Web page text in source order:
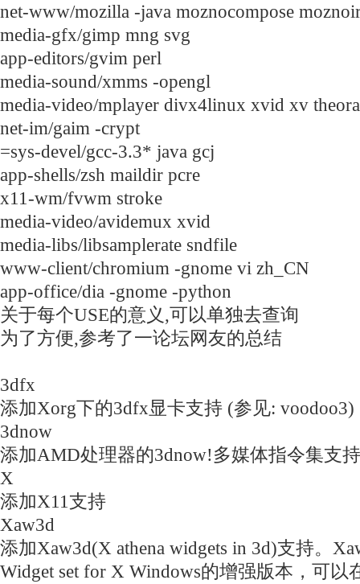
net-www/mozilla -java moznocompose
media-gfx/gimp mng svg
app-editors/gvim perl
media-sound/xmms -opengl
media-video/mplayer divx4linux xvid xv theora
net-im/gaim -crypt
=sys-devel/gcc-3.3* java gcj
app-shells/zsh maildir pcre
x11-wm/fvwm stroke
media-video/avidemux xvid
media-libs/libsamplerate sndfile
www-client/chromium -gnome vi zh_CN
app-office/dia -gnome -python
关于每个USE的意义,可以单独去查询
为了方便,参考了一论坛网友的总结
3dfx
添加Xorg下的3dfx显卡支持 (参见: voodoo3)
3dnow
添加AMD处理器的3dnow!多媒体指令集支持
X
添加X11支持
Xaw3d
添加Xaw3d(X athena widgets in 3d)支持。
Widget set for X Windows的增强版本，可以